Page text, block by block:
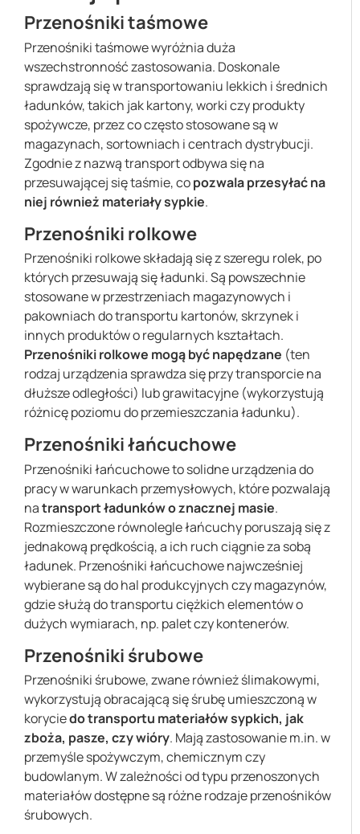
Przenośniki taśmowe
Przenośniki taśmowe wyróżnia duża
wszechstronność zastosowania. Doskonale
sprawdzają się w transportowaniu lekkich i średnich
ładunków, takich jak kartony, worki czy produkty
spożywcze, przez co często stosowane są w
magazynach, sortowniach i centrach dystrybucji.
Zgodnie z nazwą transport odbywa się na
przesuwającej się taśmie, copozwala przesyłać na
niej również materiały sypkie.
Przenośniki rolkowe
Przenośniki rolkowe składają się z szeregu rolek, po
których przesuwają się ładunki. Są powszechnie
stosowane w przestrzeniach magazynowych i
pakowniach do transportu kartonów, skrzynek i
innych produktów o regularnych kształtach.
Przenośniki rolkowe mogą być napędzane (ten
rodzaj urządzenia sprawdza się przy transporcie na
dłuższe odległości) lub grawitacyjne (wykorzystują
różnicę poziomu do przemieszczania ładunku).
Przenośniki łańcuchowe
Przenośniki łańcuchowe to solidne urządzenia do
pracy w warunkach przemysłowych, które pozwalają
natransport ładunków o znacznej masie.
Rozmieszczone równolegle łańcuchy poruszają się z
jednakową prędkością, a ich ruch ciągnie za sobą
ładunek. Przenośniki łańcuchowe najwcześniej
wybierane są do hal produkcyjnych czy magazynów,
gdzie służą do transportu ciężkich elementów o
dużych wymiarach, np. palet czy kontenerów.
Przenośniki śrubowe
Przenośniki śrubowe, zwane również ślimakowymi,
wykorzystują obracającą się śrubę umieszczoną w
koryciedo transportu materiałów sypkich, jak
zboża, pasze, czy wióry. Mają zastosowanie m.in. w
przemyśle spożywczym, chemicznym czy
budowlanym. W zależności od typu przenoszonych
materiałów dostępne są różne rodzaje przenośników
śrubowych.